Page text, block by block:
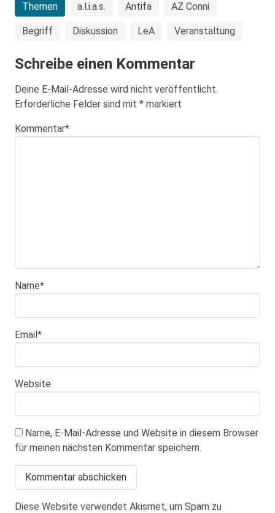
Themen a.l.i.a.s. Antifa AZ Conni
Begriff Diskussion LeA Veranstaltung
Schreibe einen Kommentar
Deine E-Mail-Adresse wird nicht veröffentlicht.
Erforderliche Felder sind mit * markiert
Kommentar*
Name*
Email*
Website
Name, E-Mail-Adresse und Website in diesem Browser
für meinen nächsten Kommentar speichern.
Diese Website verwendet Akismet, um Spam zu